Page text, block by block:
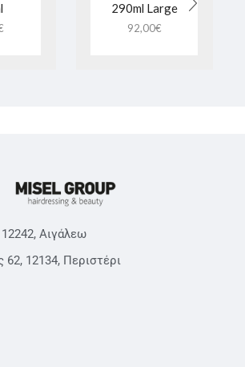
290ml Large
92,00€
Αιγάλεω
62, 12134, Περιστέρι